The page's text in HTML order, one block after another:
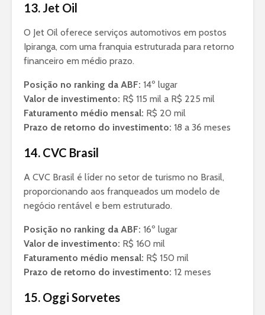
13. Jet Oil
O Jet Oil oferece serviços automotivos em postos
Ipiranga, com uma franquia estruturada para retorno
financeiro em médio prazo.
Posição no ranking da ABF: 14º lugar
Valor de investimento: R$ 115 mil a R$ 225 mil
Faturamento médio mensal: R$ 20 mil
Prazo de retorno do investimento: 18 a 36 meses
14. CVC Brasil
A CVC Brasil é líder no setor de turismo no Brasil,
proporcionando aos franqueados um modelo de
negócio rentável e bem estruturado.
Posição no ranking da ABF: 16º lugar
Valor de investimento: R$ 160 mil
Faturamento médio mensal: R$ 150 mil
Prazo de retorno do investimento: 12 meses
15. Oggi Sorvetes